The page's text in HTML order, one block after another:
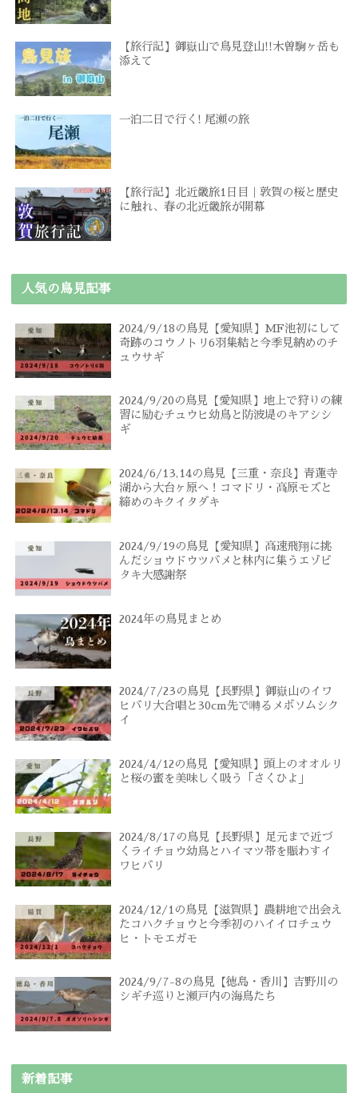
【旅行記】御嶽山で鳥見登山!!木曽駒ヶ岳も
添えて
一泊二日で行く! 尾瀬の旅
【旅行記】北近畿旅1日目｜敦賀の桜と歴史
に触れ、春の北近畿旅が開幕
人気の鳥見記事
2024/9/18の鳥見【愛知県】MF池初にして
奇跡のコウノトリ6羽集結と今季見納めのチ
ュウサギ
2024/9/20の鳥見【愛知県】地上で狩りの練
習に励むチュウヒ幼鳥と防波堤のキアシシ
ギ
2024/6/13,14の鳥見【三重・奈良】青蓮寺
湖から大台ヶ原へ！コマドリ・高原モズと
締めのキクイタダキ
2024/9/19の鳥見【愛知県】高速飛翔に挑
んだショウドウツバメと林内に集うエゾビ
タキ大感謝祭
2024年の鳥見まとめ
2024/7/23の鳥見【長野県】御嶽山のイワ
ヒバリ大合唱と30cm先で囀るメボソムシク
イ
2024/4/12の鳥見【愛知県】頭上のオオルリ
と桜の蜜を美味しく吸う「さくひよ」
2024/8/17の鳥見【長野県】足元まで近づ
くライチョウ幼鳥とハイマツ帯を賑わすイ
ワヒバリ
2024/12/1の鳥見【滋賀県】農耕地で出会え
たコハクチョウと今季初のハイイロチュウ
ヒ・トモエガモ
2024/9/7-8の鳥見【徳島・香川】吉野川の
シギチ巡りと瀬戸内の海鳥たち
新着記事